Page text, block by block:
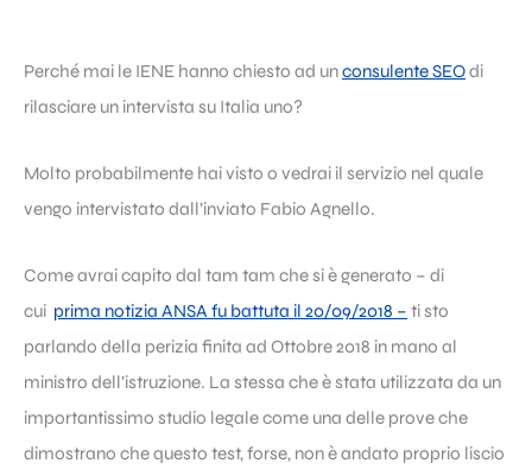
Perché mai le IENE hanno chiesto ad unconsulente SEOdi
rilasciare un intervista su Italia uno?
Molto probabilmente hai visto o vedrai il servizio nel quale
vengo intervistato dall’inviato Fabio Agnello.
Come avrai capito dal tam tam che si è generato – di
cui prima notizia ANSA fu battuta il 20/09/2018 – ti sto
parlando della perizia finita ad Ottobre 2018 in mano al
ministro dell’istruzione. La stessa che è stata utilizzata da un
importantissimo studio legale come una delle prove che
dimostrano che questo test, forse, non è andato proprio liscio